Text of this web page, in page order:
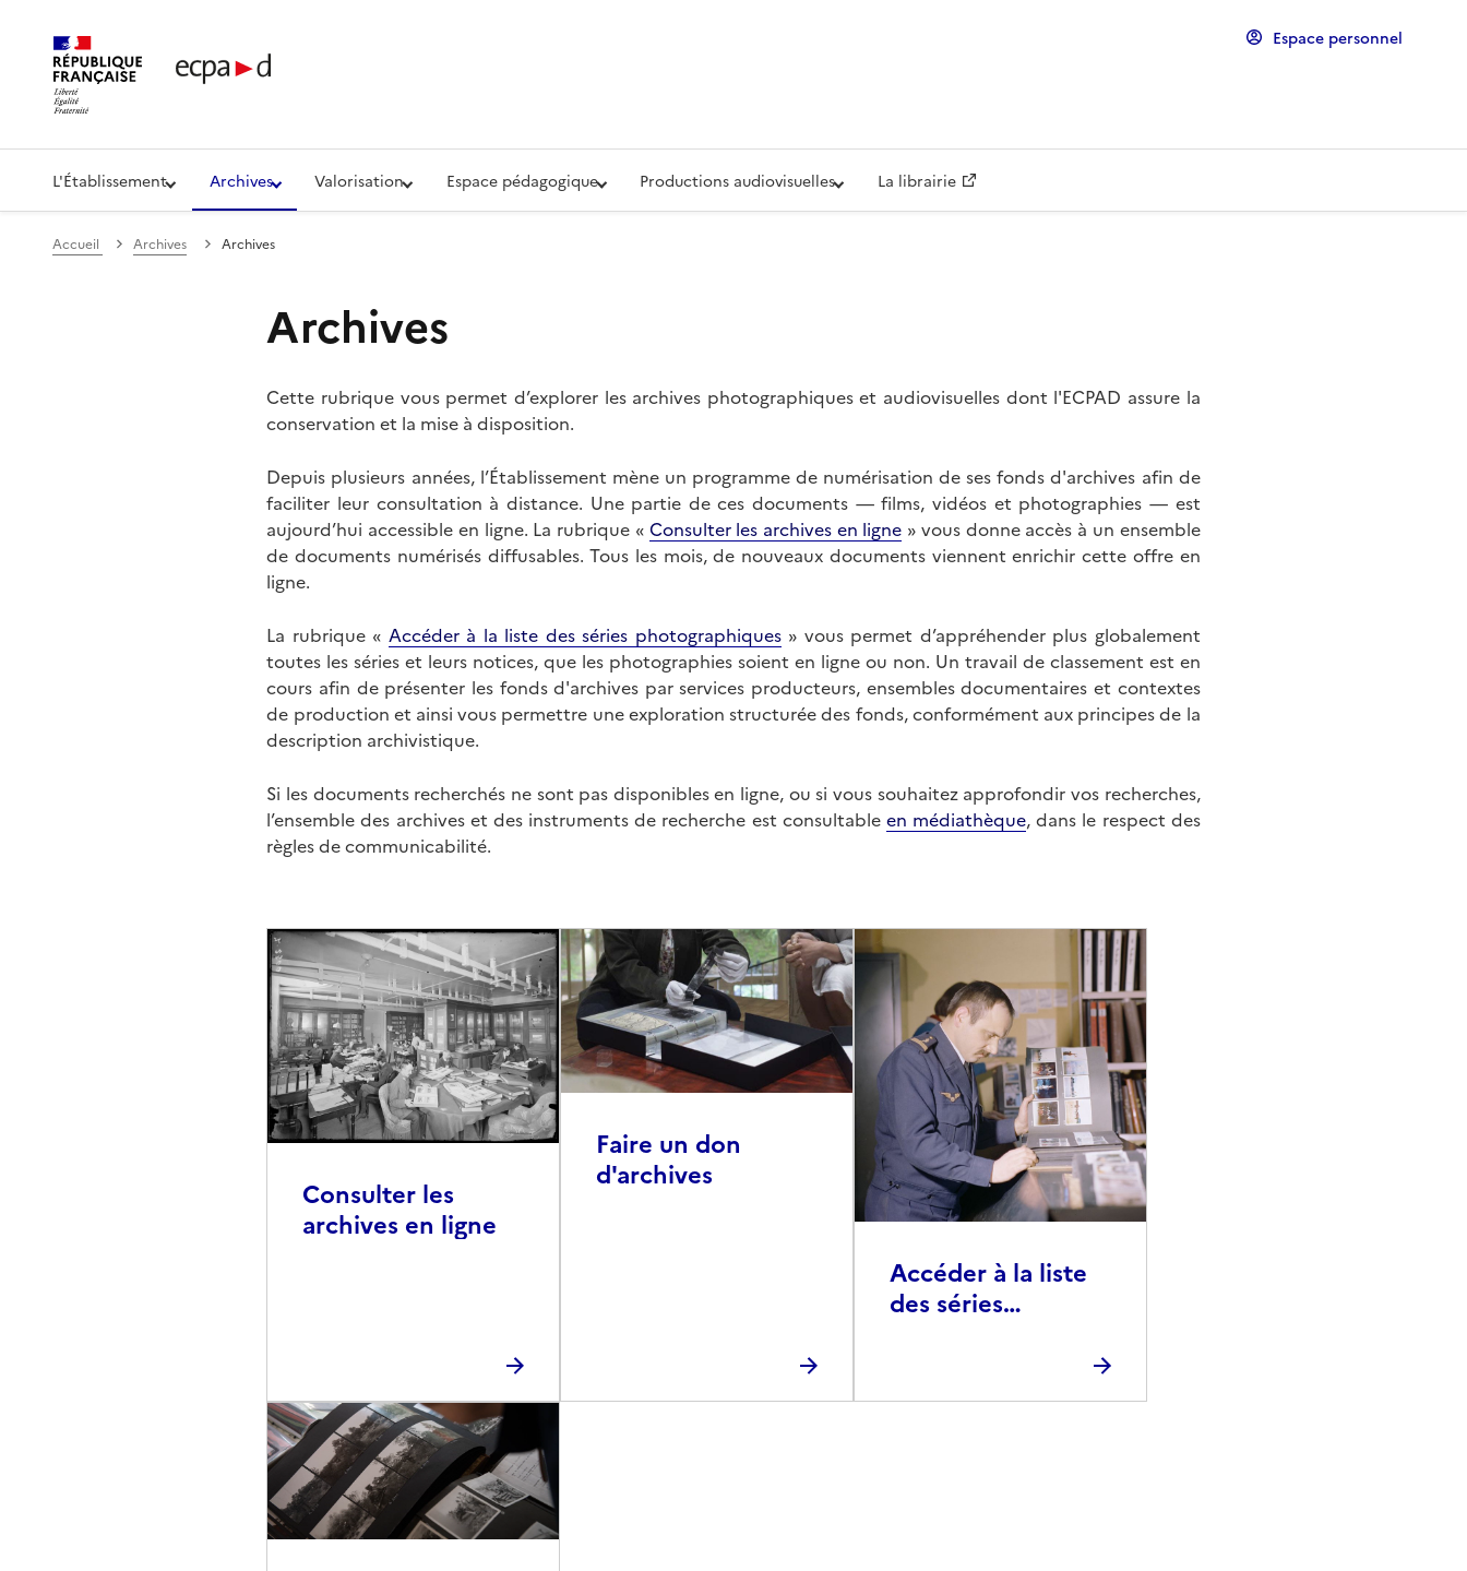
Établissement de communication et de production audiovisuelle de la Défense (ECPAD) Espace personnel
L'Établissement Archives Valorisation Espace pédagogique Productions audiovisuelles La librairie
Accueil Archives Archives
Archives
Cette rubrique vous permet d’explorer les archives photographiques et audiovisuelles dont l'ECPAD assure la
conservation et la mise à disposition.
Depuis plusieurs années, l’Établissement mène un programme de numérisation de ses fonds d'archives afin de
faciliter leur consultation à distance. Une partie de ces documents — films, vidéos et photographies — est
aujourd’hui accessible en ligne. La rubrique « Consulter les archives en ligne » vous donne accès à un ensemble
de documents numérisés diffusables. Tous les mois, de nouveaux documents viennent enrichir cette offre en
ligne.
La rubrique « Accéder à la liste des séries photographiques» vous permet d’appréhender plus globalement
toutes les séries et leurs notices, que les photographies soient en ligne ou non. Un travail de classement est en
cours afin de présenter les fonds d'archives par services producteurs, ensembles documentaires et contextes
de production et ainsi vous permettre une exploration structurée des fonds, conformément aux principes de la
description archivistique.
Si les documents recherchés ne sont pas disponibles en ligne, ou si vous souhaitez approfondir vos recherches,
l’ensemble des archives et des instruments de recherche est consultable en médiathèque, dans le respect des
règles de communicabilité.
Consulter les
archives en ligne
Faire un don
d'archives
Accéder à la liste
des séries